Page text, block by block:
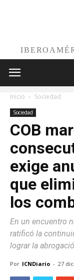
Inicio Sociedad
Sociedad
COB
exige
que
los
En un encuentro
ratificó la
lograr la
Por ICNDiario - 27